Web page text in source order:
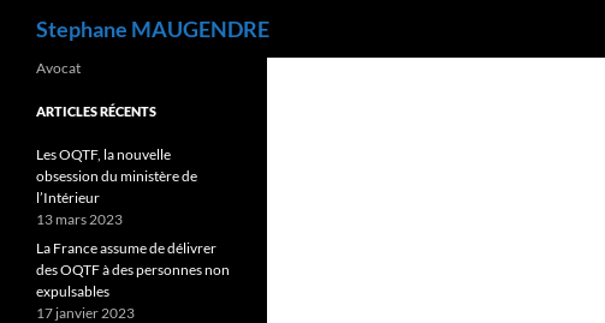
Stephane MAUGENDRE
Avocat
ARTICLES RÉCENTS
Les OQTF, la nouvelle
obsession du ministère de
l’Intérieur
13 mars 2023
La France assume de délivrer
des OQTF à des personnes non
expulsables
17 janvier 2023